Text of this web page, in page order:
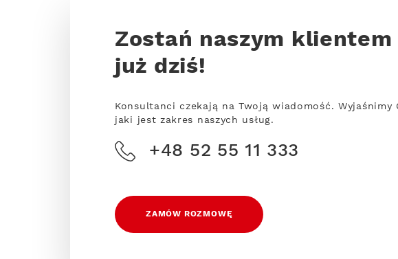
Zostań naszym klientem
już dziś!
Konsultanci czekają na Twoją wiadomość. Wyjaśnimy
jaki jest zakres naszych usług.
+48 52 55 11 333
ZAMÓW ROZMOWĘ